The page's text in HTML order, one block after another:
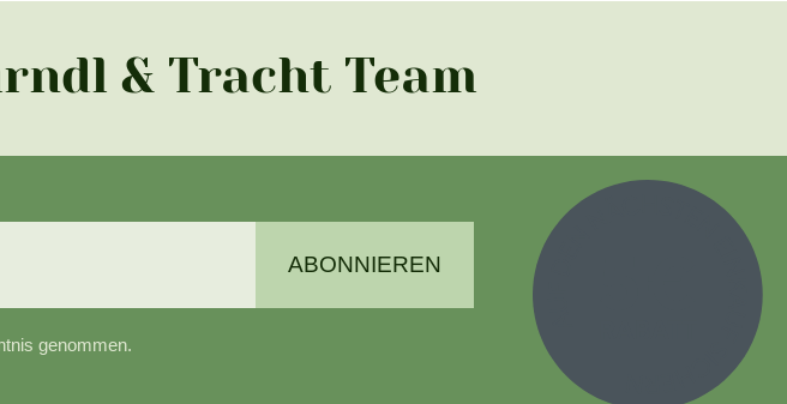
& Tracht Team
ABONNIEREN
genommen.